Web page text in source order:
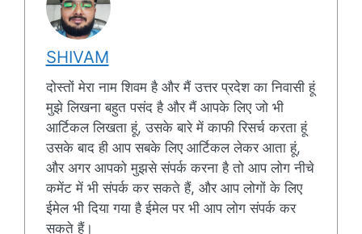
SHIVAM
दोस्तों मेरा नाम शिवम है और मैं उत्तर प्रदेश का निवासी हूं
मुझे लिखना बहुत पसंद है और मैं आपके लिए जो भी
आर्टिकल लिखता हूं, उसके बारे में काफी रिसर्च करता हूं
उसके बाद ही आप सबके लिए आर्टिकल लेकर आता हूं,
और अगर आपको मुझसे संपर्क करना है तो आप लोग नीचे
कमेंट में भी संपर्क कर सकते हैं, और आप लोगों के लिए
ईमेल भी दिया गया है ईमेल पर भी आप लोग संपर्क कर
सकते हैं।